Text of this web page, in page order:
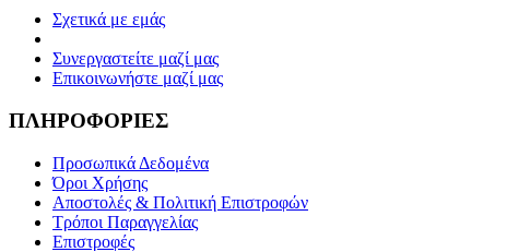
Σχετικά με εμάς
Συνεργαστείτε μαζί μας
Επικοινωνήστε μαζί μας
ΠΛΗΡΟΦΟΡΙΕΣ
Προσωπικά Δεδομένα
Όροι Χρήσης
Αποστολές & Πολιτική Επιστροφών
Τρόποι Παραγγελίας
Επιστροφές